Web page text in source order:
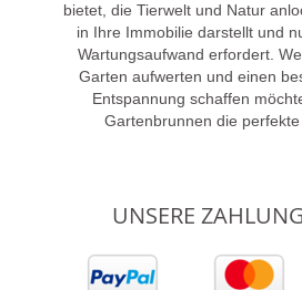
bietet, die Tierwelt und Natur
in Ihre Immobilie darstellt und
Wartungsaufwand erfordert.
Garten aufwerten und einen
Entspannung schaffen
Gartenbrunnen die perfekte
UNSERE